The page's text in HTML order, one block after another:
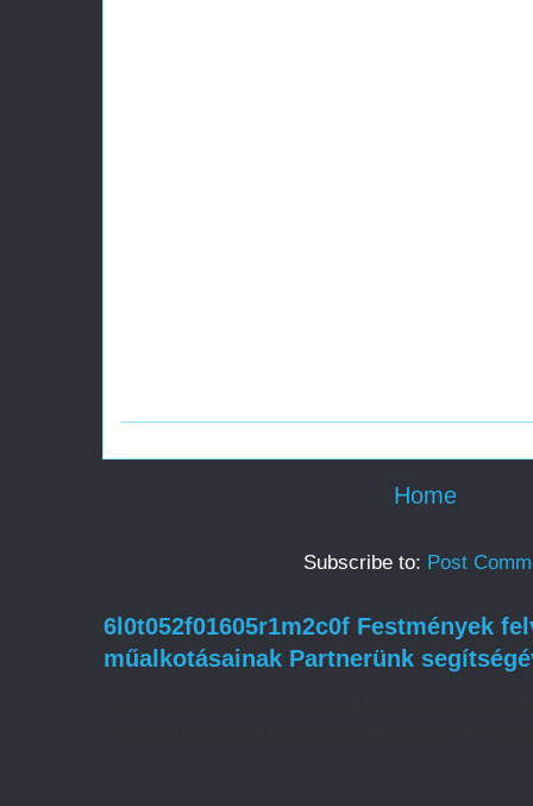
Home
Subscribe to: Post
6l0t052f01605r1m2c0f Festmények
műalkotásainak Partnerünk